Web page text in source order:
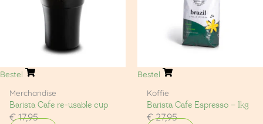
Bestel
Merchandise
Barista Cafe re-usable cup
€17,95
Bestel
Koffie
Barista Cafe Espresso – 1kg
€27,95